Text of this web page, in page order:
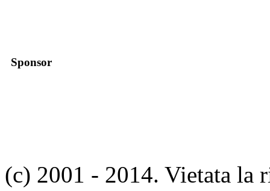
Sponsor
(c) 2001 - 2014. Vietata la